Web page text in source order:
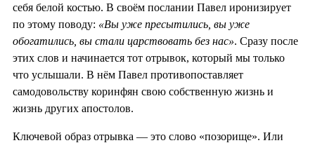
себя белой костью. В своём послании Павел иронизирует
по этому поводу: «Вы уже пресытились, вы уже
обогатились, вы стали царствовать без нас». Сразу после
этих слов и начинается тот отрывок, который мы только
что услышали. В нём Павел противопоставляет
самодовольству коринфян свою собственную жизнь и
жизнь других апостолов.
Ключевой образ отрывка — это слово «позорище». Или